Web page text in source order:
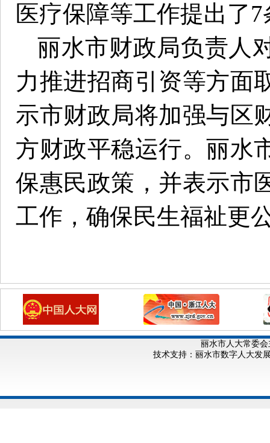
医疗保障等工作提出了
丽水市财政局负责人
力推进招商引资等方面
示市财政局将加强与区
方财政平稳运行。丽水
保惠民政策，并表示市
工作，确保民生福祉更
丽水市人大常委会
技术支持：丽水市数字人大发